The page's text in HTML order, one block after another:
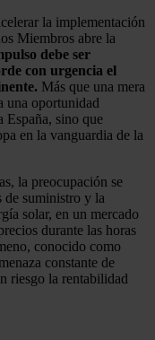
la implementación
Miembros abre la
debe ser
con urgencia el
Más que una mera
una oportunidad
España, sino que
en la vanguardia de la
la preocupación se
de suministro y la
solar, en un mercado
durante las horas
conocido como
constante de
riesgo la rentabilidad